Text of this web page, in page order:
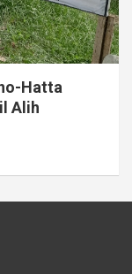
Hatta
Alih